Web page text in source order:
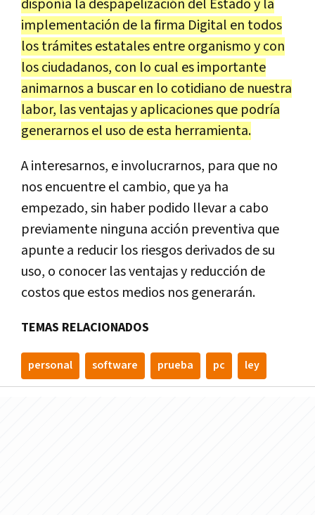
disponía la despapelización del Estado y la
implementación de la firma Digital en todos
los trámites estatales entre organismo y con
los ciudadanos, con lo cual es importante
animarnos a buscar en lo cotidiano de nuestra
labor, las ventajas y aplicaciones que podría
generarnos el uso de esta herramienta.
A interesarnos, e involucrarnos, para que no
nos encuentre el cambio, que ya ha
empezado, sin haber podido llevar a cabo
previamente ninguna acción preventiva que
apunte a reducir los riesgos derivados de su
uso, o conocer las ventajas y reducción de
costos que estos medios nos generarán.
TEMAS RELACIONADOS
personal software prueba pc ley